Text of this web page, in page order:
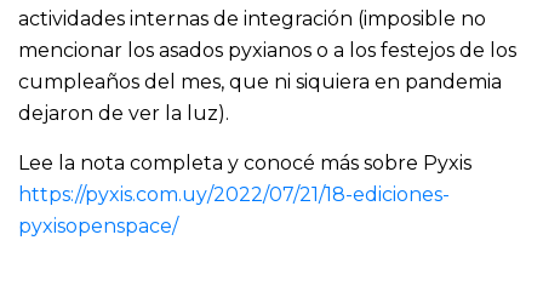
actividades internas de integración (imposible no
mencionar los asados pyxianos o a los festejos de los
cumpleaños del mes, que ni siquiera en pandemia
dejaron de ver la luz).
Lee la nota completa y conocé más sobre Pyxis
https://pyxis.com.uy/2022/07/21/18-ediciones-
pyxisopenspace/